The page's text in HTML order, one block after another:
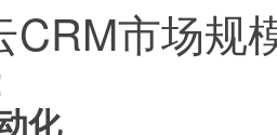
CRM市场规
化